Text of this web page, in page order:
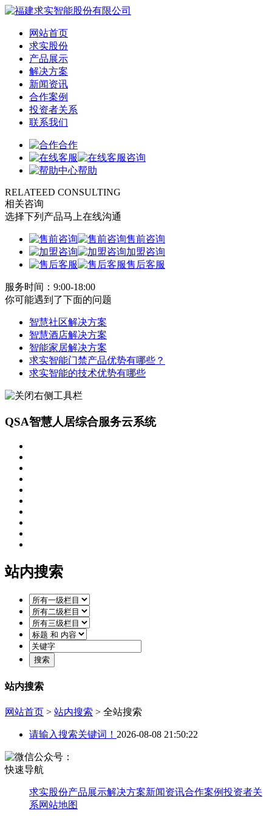
网站首页
求实股份
产品展示
解决方案
新闻资讯
合作案例
投资者关系
联系我们
合作
咨询
帮助
RELATEED CONSULTING
相关咨询
选择下列产品马上在线沟通
售前咨询
加盟咨询
售后客服
服务时间：9:00-18:00
你可能遇到了下面的问题
智慧社区解决方案
智慧酒店解决方案
智能家居解决方案
求实智能门禁产品优势有哪些？
求实智能的技术优势有哪些
QSA智慧人居综合服务云系统
站内搜索
站内搜索
网站首页 > 站内搜索 > 全站搜索
请输入搜索关键词！ 2026-08-08 21:50:22
快速导航
求实股份产品展示解决方案新闻资讯合作案例投资者关
系网站地图